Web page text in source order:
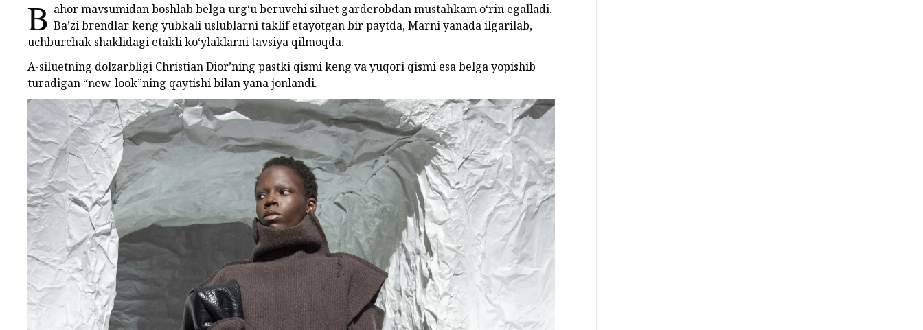
B ahor mavsumidan boshlab belga urg‘u beruvchi siluet garderobdan mustahkam o‘rin egalladi.
Ba’zi brendlar keng yubkali uslublarni taklif etayotgan bir paytda, Marni yanada ilgarilab,
uchburchak shaklidagi etakli ko‘ylaklarni tavsiya qilmoqda.
A-siluetning dolzarbligi Christian Dior’ning pastki qismi keng va yuqori qismi esa belga yopishib
turadigan “new-look”ning qaytishi bilan yana jonlandi.